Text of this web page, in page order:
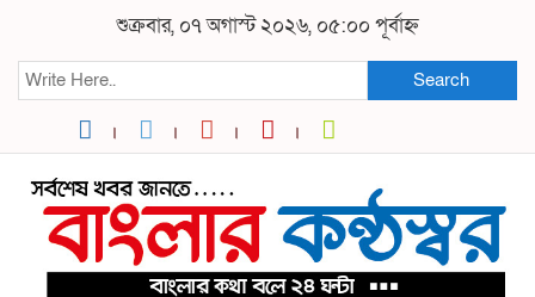
শুক্রবার, ০৭ অগাস্ট ২০২৬, ০৫:০০ পূর্বাহ্ন
Search